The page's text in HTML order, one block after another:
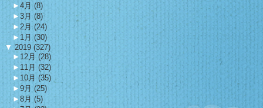
► 4月 (8)
► 3月 (8)
► 2月 (24)
► 1月 (30)
▼ 2019 (327)
► 12月 (28)
► 11月 (32)
► 10月 (35)
► 9月 (25)
► 8月 (5)